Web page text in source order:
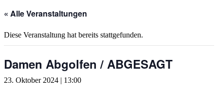
« Alle Veranstaltungen
Diese Veranstaltung hat bereits stattgefunden.
Damen Abgolfen / ABGESAGT
23. Oktober 2024 | 13:00